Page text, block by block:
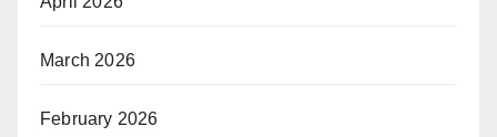
March 2026
February 2026